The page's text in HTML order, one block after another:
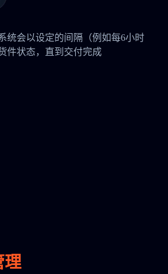
统会以设定的间隔（例如每6小时
件状态，直到交付完成
理